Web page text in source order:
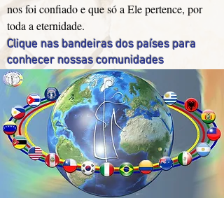
nos foi confiado e que só a Ele pertence, por
toda a eternidade.
Clique nas bandeiras dos países para
conhecer nossas comunidades